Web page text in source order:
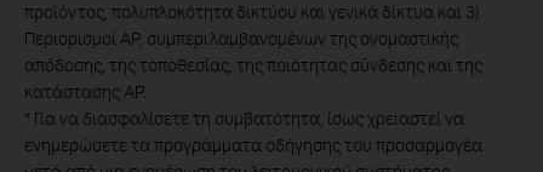
προϊόντος, πολυπλοκότητα δικτύου και γενικά δίκτυα και 3)
Περιορισμοί AP, συμπεριλαμβανομένων της ονομαστικής
απόδοσης, της τοποθεσίας, της ποιότητας σύνδεσης και της
κατάστασης AP.
* Για να διασφαλίσετε τη συμβατότητα, ίσως χρειαστεί να
ενημερώσετε τα προγράμματα οδήγησης του προσαρμογέα